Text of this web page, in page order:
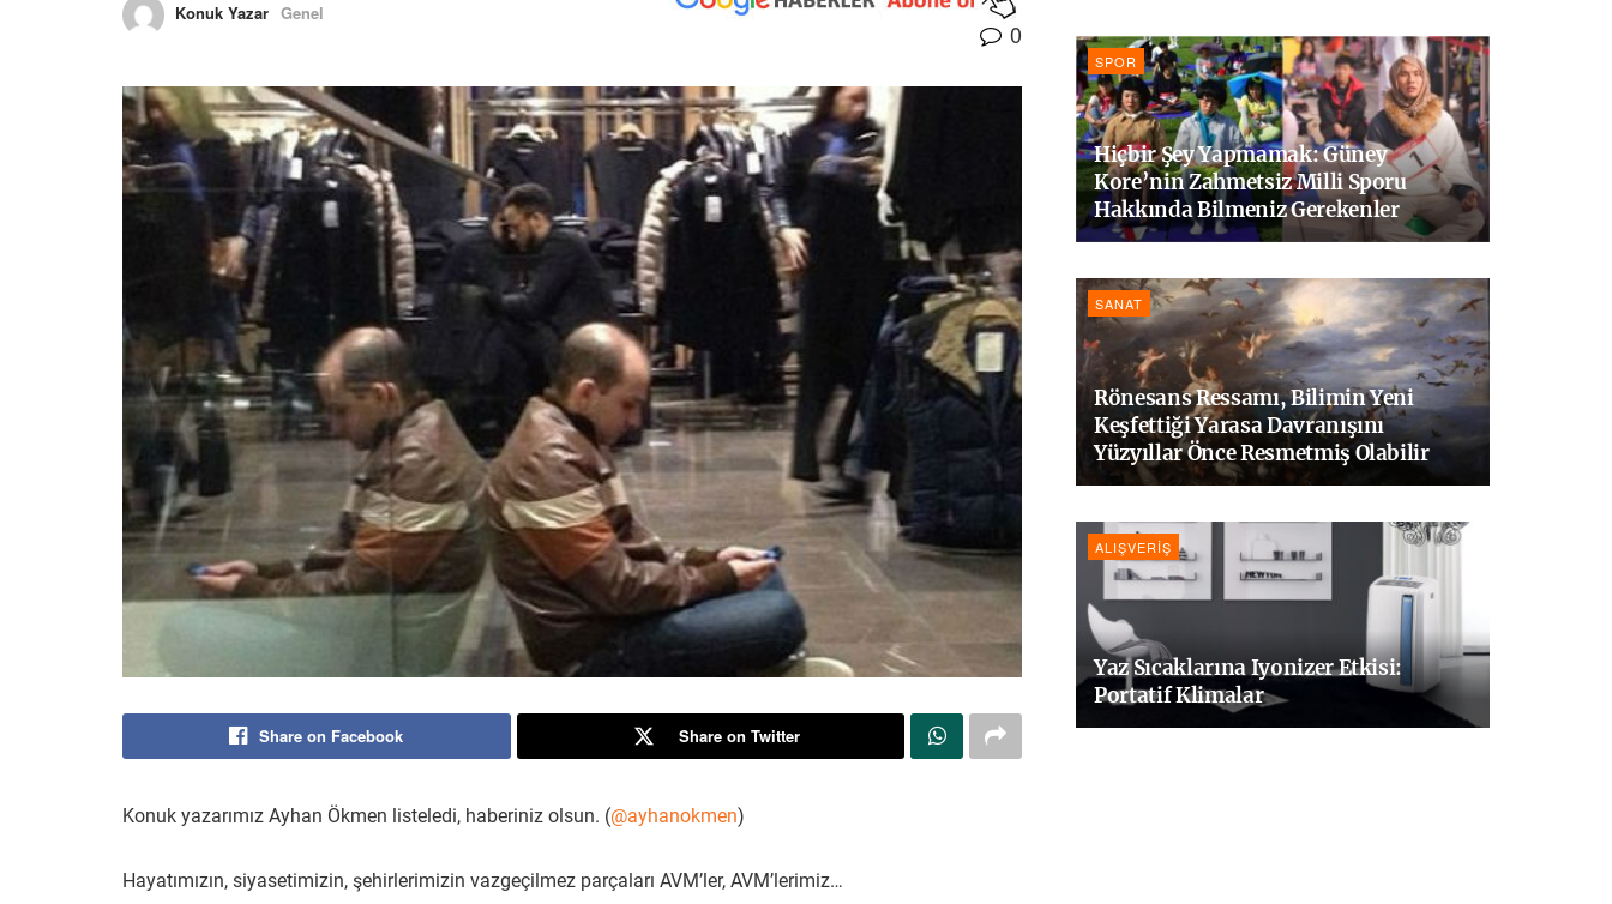
Konuk Yazar Genel
0
Share on Facebook Share on Twitter
Konuk yazarımız Ayhan Ökmen listeledi, haberiniz olsun. (@ayhanokmen)
Hayatımızın, siyasetimizin, şehirlerimizin vazgeçilmez parçaları AVM’ler, AVM’lerimiz…
SPOR
Hiçbir Şey Yapmamak: Güney
Kore’nin Zahmetsiz Milli Sporu
Hakkında Bilmeniz Gerekenler
SANAT
Rönesans Ressamı, Bilimin Yeni
Keşfettiği Yarasa Davranışını
Yüzyıllar Önce Resmetmiş Olabilir
ALIŞVERIŞ
Yaz Sıcaklarına Iyonizer Etkisi:
Portatif Klimalar